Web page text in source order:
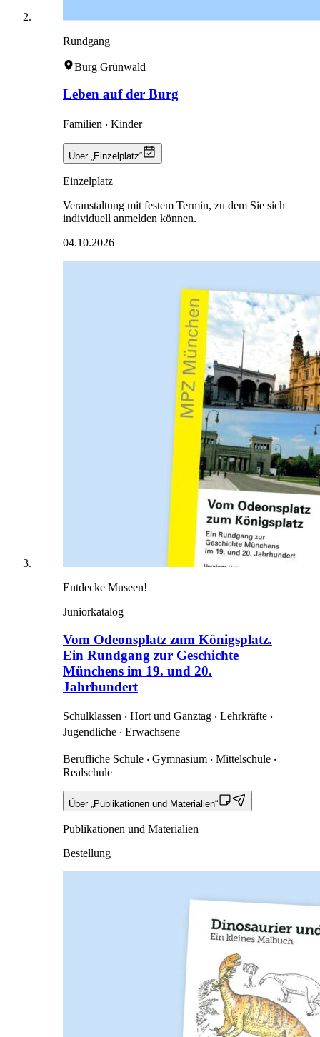
Rundgang
Burg Grünwald
Leben auf der Burg
Familien ‧ Kinder
Über „Einzelplatz“
Einzelplatz
Veranstaltung mit festem Termin, zu dem Sie sich
individuell anmelden können.
04.10.2026
Entdecke Museen!
Juniorkatalog
Vom Odeonsplatz zum Königsplatz.
Ein Rundgang zur Geschichte
Münchens im 19. und 20.
Jahrhundert
Schulklassen ‧ Hort und Ganztag ‧ Lehrkräfte ‧
Jugendliche ‧ Erwachsene
Berufliche Schule ‧ Gymnasium ‧ Mittelschule ‧
Realschule
Über „Publikationen und Materialien“
Publikationen und Materialien
Bestellung